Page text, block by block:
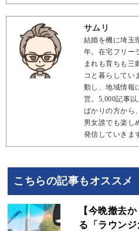
サムリ
結婚を機に埼玉
年。在宅フリー
まれも育ちも三
コと暮らしてい
動し、地域情報
営。5,000記事
ばかりの方から
男女誰でも楽し
発信していきま
こちらの記事もオススメ
【今晩撤去
る「ラウン